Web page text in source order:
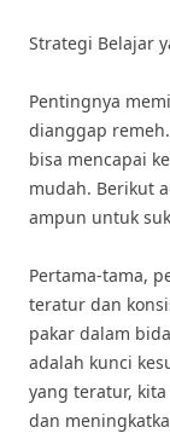
Strategi Belajar
Pentingnya
dianggap
bisa mencapai
mudah. Berikut
ampun untuk
Pertama-tama,
teratur dan
pakar dalam
adalah kunci
yang teratur,
dan